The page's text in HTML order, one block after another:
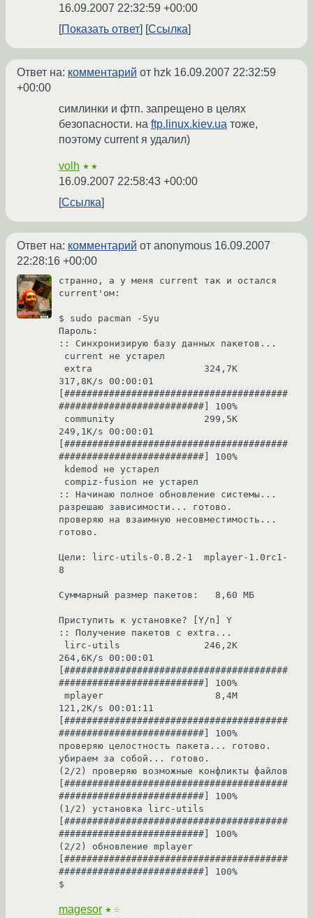
16.09.2007 22:32:59 +00:00
Показать ответ
Ссылка
Ответ на: комментарий от hzk 16.09.2007 22:32:59
+00:00
симлинки и фтп. запрещено в целях
безопасности. на ftp.linux.kiev.ua тоже,
поэтому current я удалил)
volh ★★
16.09.2007 22:58:43 +00:00
Ссылка
Ответ на: комментарий от anonymous 16.09.2007
22:28:16 +00:00
странно, а у меня current так и остался
current'ом:
$ sudo pacman -Syu
Пароль:
:: Синхронизирую базу данных пакетов...
317,8K/s 00:00:01
[########################################
##########################] 100%
249,1K/s 00:00:01
[########################################
##########################] 100%
:: Начинаю полное обновление системы...
разрешаю зависимости... готово.
проверяю на взаимную несовместимость...
готово.
Цели: lirc-utils-0.8.2-1  mplayer-1.0rc1-
8
Суммарный размер пакетов:   8,60 МБ
Приступить к установке? [Y/n] Y
:: Получение пакетов с extra...
264,6K/s 00:00:01
[########################################
##########################] 100%
121,2K/s 00:01:11
[########################################
##########################] 100%
проверяю целостность пакета... готово.
убираем за собой... готово.
(2/2) проверяю возможные конфликты файлов
[########################################
##########################] 100%
(1/2) установка lirc-utils
[########################################
##########################] 100%
(2/2) обновление mplayer
[########################################
##########################] 100%
$
magesor ★☆